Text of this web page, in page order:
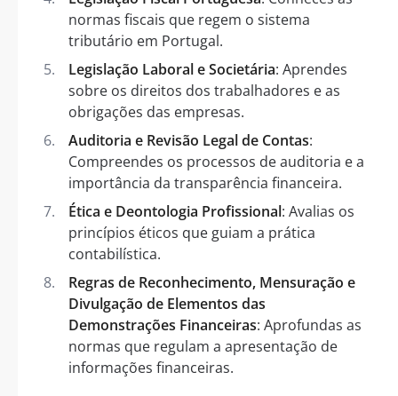
normas fiscais que regem o sistema
tributário em Portugal.
Legislação Laboral e Societária: Aprendes
sobre os direitos dos trabalhadores e as
obrigações das empresas.
Auditoria e Revisão Legal de Contas:
Compreendes os processos de auditoria e a
importância da transparência financeira.
Ética e Deontologia Profissional: Avalias os
princípios éticos que guiam a prática
contabilística.
Regras de Reconhecimento, Mensuração e
Divulgação de Elementos das
Demonstrações Financeiras: Aprofundas as
normas que regulam a apresentação de
informações financeiras.